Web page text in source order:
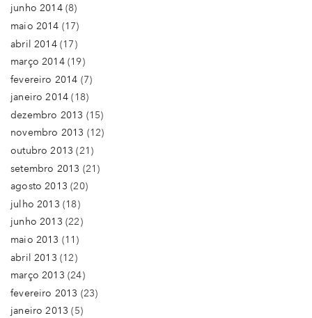
junho 2014(8)
maio 2014 (17)
abril 2014(17)
março 2014(19)
fevereiro 2014 (7)
janeiro 2014 (18)
dezembro 2013 (15)
novembro 2013 (12)
outubro 2013 (21)
setembro 2013 (21)
agosto 2013 (20)
julho 2013 (18)
junho 2013 (22)
maio 2013 (11)
abril 2013 (12)
março 2013 (24)
fevereiro 2013 (23)
janeiro 2013 (5)